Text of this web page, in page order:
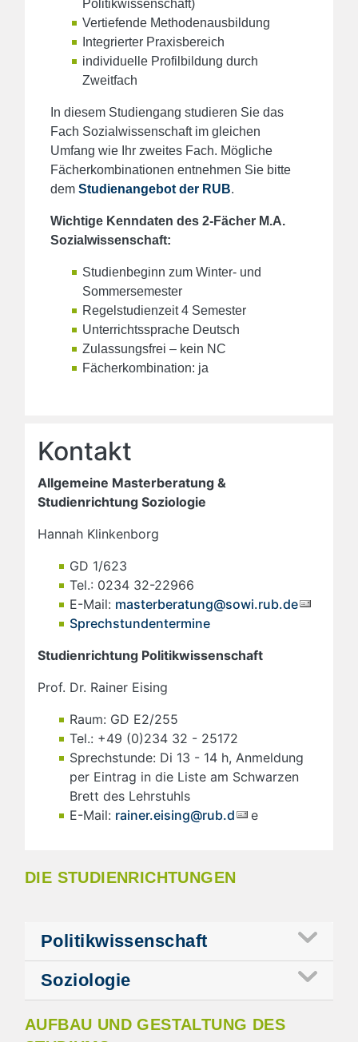
Politikwissenschaft)
Vertiefende Methodenausbildung
Integrierter Praxisbereich
individuelle Profilbildung durch
Zweitfach
In diesem Studiengang studieren Sie das
Fach Sozialwissenschaft im gleichen
Umfang wie Ihr zweites Fach. Mögliche
Fächerkombinationen entnehmen Sie bitte
dem Studienangebot der RUB.
Wichtige Kenndaten des 2-Fächer M.A.
Sozialwissenschaft:
Studienbeginn zum Winter- und
Sommersemester
Regelstudienzeit 4 Semester
Unterrichtssprache Deutsch
Zulassungsfrei – kein NC
Fächerkombination: ja
Kontakt
Allgemeine Masterberatung &
Studienrichtung Soziologie
Hannah Klinkenborg
GD 1/623
Tel.: 0234 32-22966
E-Mail: masterberatung@sowi.rub.de
Sprechstundentermine
Studienrichtung Politikwissenschaft
Prof. Dr. Rainer Eising
Raum: GD E2/255
Tel.: +49 (0)234 32 - 25172
Sprechstunde: Di 13 - 14 h, Anmeldung
per Eintrag in die Liste am Schwarzen
Brett des Lehrstuhls
E-Mail: rainer.eising@rub.d e
DIE STUDIENRICHTUNGEN
Politikwissenschaft
Soziologie
AUFBAU UND GESTALTUNG DES